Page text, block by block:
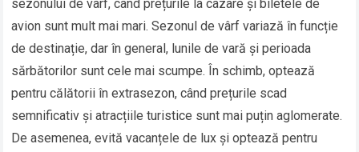
sezonului de vârf, când prețurile la cazare și biletele de
avion sunt mult mai mari. Sezonul de vârf variază în funcție
de destinație, dar în general, lunile de vară și perioada
sărbătorilor sunt cele mai scumpe. În schimb, optează
pentru călătorii în extrasezon, când prețurile scad
semnificativ și atracțiile turistice sunt mai puțin aglomerate.
De asemenea, evită vacanțele de lux și optează pentru